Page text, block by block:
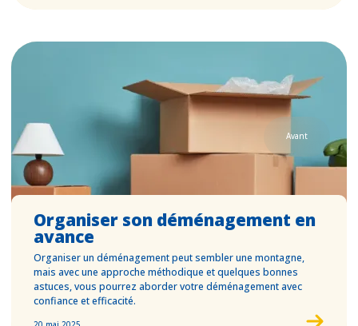
Avant
Organiser son déménagement en
avance
Organiser un déménagement peut sembler une montagne,
mais avec une approche méthodique et quelques bonnes
astuces, vous pourrez aborder votre déménagement avec
confiance et efficacité.